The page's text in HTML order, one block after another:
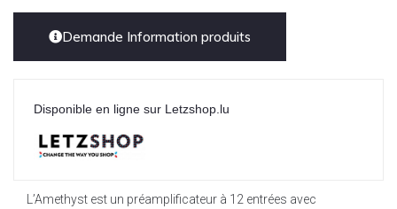
Demande Information produits
Disponible en ligne sur Letzshop.lu
L’Amethyst est un préamplificateur à 12 entrées avec